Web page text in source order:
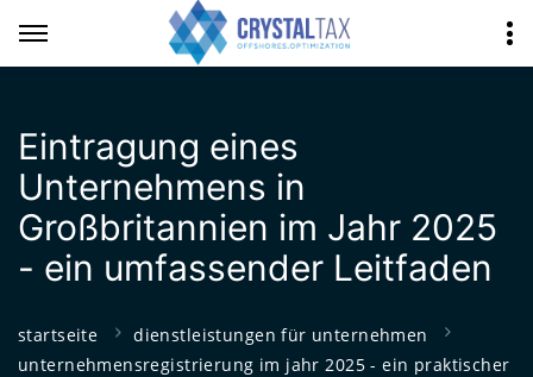
Eintragung eines
Unternehmens in
Großbritannien im Jahr 2025
- ein umfassender Leitfaden
startseite
dienstleistungen für unternehmen
unternehmensregistrierung im jahr 2025 - ein praktischer